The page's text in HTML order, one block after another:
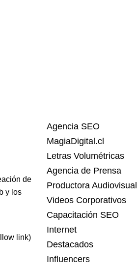
de
y los
link)
Agencia SEO
MagiaDigital.cl
Letras Volumétricas
Agencia de Prensa
Productora Audiovisual
Videos Corporativos
Capacitación SEO
Internet
Destacados
Influencers